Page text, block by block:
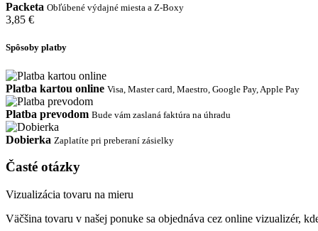
Packeta Obľúbené výdajné miesta a Z-Boxy
3,85 €
Spôsoby platby
Platba kartou online Visa, Master card, Maestro, Google Pay, Apple Pay
Platba prevodom Bude vám zaslaná faktúra na úhradu
Dobierka Zaplatíte pri preberaní zásielky
Časté otázky
Vizualizácia tovaru na mieru
Väčšina tovaru v našej ponuke sa objednáva cez online vizualizér,